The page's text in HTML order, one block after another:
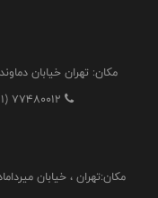
مکان: تهران خیابان
77480012
مکان:تهران ، خیابان